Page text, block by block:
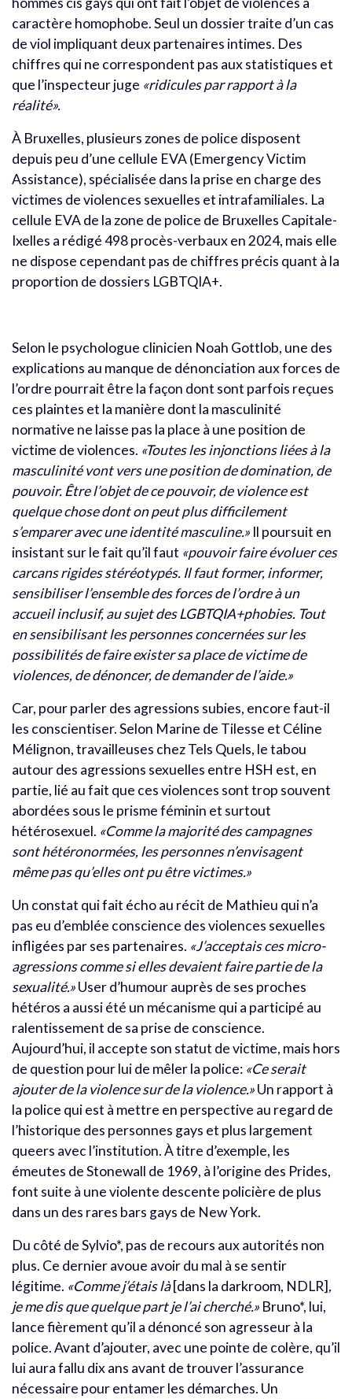
caractère homophobe. Seul un dossier traite d’un cas
de viol impliquant deux partenaires intimes. Des
chiffres qui ne correspondent pas aux statistiques et
que l’inspecteur juge «ridicules par rapport à la
réalité».
À Bruxelles, plusieurs zones de police disposent
depuis peu d’une cellule EVA (Emergency Victim
Assistance), spécialisée dans la prise en charge des
victimes de violences sexuelles et intrafamiliales. La
cellule EVA de la zone de police de Bruxelles Capitale-
Ixelles a rédigé 498 procès-verbaux en 2024, mais elle
ne dispose cependant pas de chiffres précis quant à la
proportion de dossiers LGBTQIA+.
Selon le psychologue clinicien Noah Gottlob, une des
explications au manque de dénonciation aux forces de
l’ordre pourrait être la façon dont sont parfois reçues
ces plaintes et la manière dont la masculinité
normative ne laisse pas la place à une position de
victime de violences. «Toutes les injonctions liées à la
masculinité vont vers une position de domination, de
pouvoir. Être l’objet de ce pouvoir, de violence est
quelque chose dont on peut plus difficilement
s’emparer avec une identité masculine.» Il poursuit en
insistant sur le fait qu’il faut «pouvoir faire évoluer ces
carcans rigides stéréotypés. Il faut former, informer,
sensibiliser l’ensemble des forces de l’ordre à un
accueil inclusif, au sujet des LGBTQIA+phobies. Tout
en sensibilisant les personnes concernées sur les
possibilités de faire exister sa place de victime de
violences, de dénoncer, de demander de l’aide.»
Car, pour parler des agressions subies, encore faut-il
les conscientiser. Selon Marine de Tilesse et Céline
Mélignon, travailleuses chez Tels Quels, le tabou
autour des agressions sexuelles entre HSH est, en
partie, lié au fait que ces violences sont trop souvent
abordées sous le prisme féminin et surtout
hétérosexuel. «Comme la majorité des campagnes
sont hétéronormées, les personnes n’envisagent
même pas qu’elles ont pu être victimes.»
Un constat qui fait écho au récit de Mathieu qui n’a
pas eu d’emblée conscience des violences sexuelles
infligées par ses partenaires. «J’acceptais ces micro-
agressions comme si elles devaient faire partie de la
sexualité.»User d’humour auprès de ses proches
hétéros a aussi été un mécanisme qui a participé au
ralentissement de sa prise de conscience.
Aujourd’hui, il accepte son statut de victime, mais hors
de question pour lui de mêler la police: «Ce serait
ajouter de la violence sur de la violence.»Un rapport à
la police qui est à mettre en perspective au regard de
l’historique des personnes gays et plus largement
queers avec l’institution. À titre d’exemple, les
émeutes de Stonewall de 1969, à l’origine des Prides,
font suite à une violente descente policière de plus
dans un des rares bars gays de New York.
Du côté de Sylvio*, pas de recours aux autorités non
plus. Ce dernier avoue avoir du mal à se sentir
légitime. «Comme j’étais là[dans la darkroom, NDLR],
je me dis que quelque part je l’ai cherché.» Bruno*, lui,
lance fièrement qu’il a dénoncé son agresseur à la
police. Avant d’ajouter, avec une pointe de colère, qu’il
lui aura fallu dix ans avant de trouver l’assurance
nécessaire pour entamer les démarches. Un